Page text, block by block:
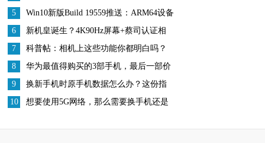
手机—美图T9
5
Win10新版Build 19559推送：ARM64设备
支持Hyper-V、修复中文输入法和绿屏
BUG
6
新机皇诞生？4K90Hz屏幕+蔡司认证相
机+骁龙865，索尼新机归来
7
科普帖：相机上这些功能你都明白吗？
8
华为最值得购买的3部手机，最后一部价
格真实惠
9
换新手机时原手机数据怎么办？这份指
南收好
10
想要使用5G网络，那么需要换手机还是